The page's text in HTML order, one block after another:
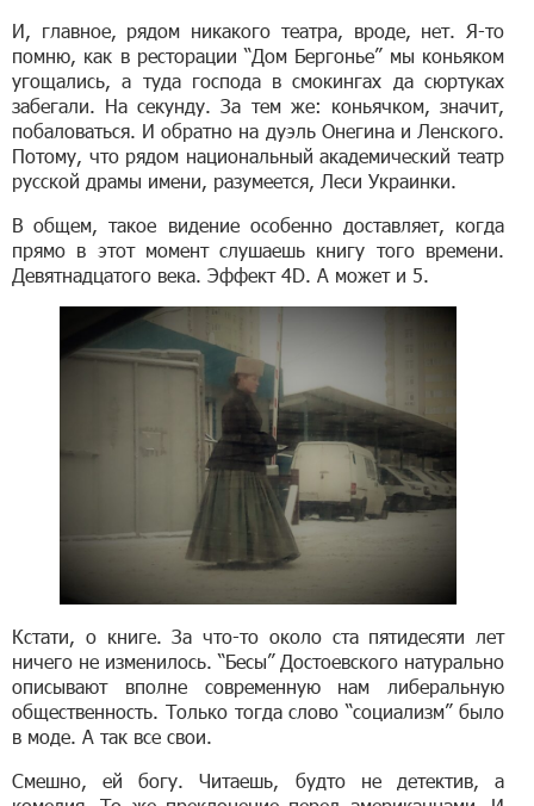
И, главное, рядом никакого театра, вроде, нет. Я-то
помню, как в ресторации “Дом Бергонье” мы коньяком
угощались, а туда господа в смокингах да сюртуках
забегали. На секунду. За тем же: коньячком, значит,
побаловаться. И обратно на дуэль Онегина и Ленского.
Потому, что рядом национальный академический театр
русской драмы имени, разумеется, Леси Украинки.
В общем, такое видение особенно доставляет, когда
прямо в этот момент слушаешь книгу того времени.
Девятнадцатого века. Эффект 4D. А может и 5.
Кстати, о книге. За что-то около ста пятидесяти лет
ничего не изменилось. “Бесы” Достоевского натурально
описывают вполне современную нам либеральную
общественность. Только тогда слово “социализм” было
в моде. А так все свои.
Смешно, ей богу. Читаешь, будто не детектив, а